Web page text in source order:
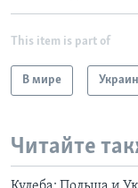
This item is part of
В мире
Читайте